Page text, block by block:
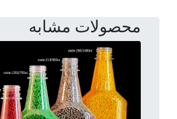
محصولات مشابه